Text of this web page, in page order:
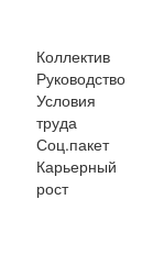
Коллектив
Руководство
Условия
труда
Соц.пакет
Карьерный
рост